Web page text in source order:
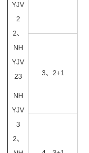
YJV
2
2、
NH
YJV
23
NH
YJV
3
2、
3、2+1